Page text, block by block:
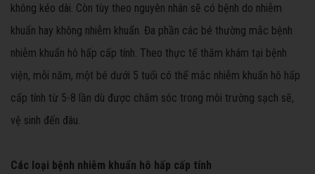
không kéo dài. Còn tùy theo nguyên nhân sẽ có bệnh do nhiễm
khuẩn hay không nhiễm khuẩn. Đa phần các bé thường mắc bệnh
nhiễm khuẩn hô hấp cấp tính. Theo thực tế thăm khám tại bệnh
viện, mỗi năm, một bé dưới 5 tuổi có thể mắc nhiễm khuẩn hô hấp
cấp tính từ 5-8 lần dù được chăm sóc trong môi trường sạch sẽ,
vệ sinh đến đâu.
Các loại bệnh nhiễm khuẩn hô hấp cấp tính